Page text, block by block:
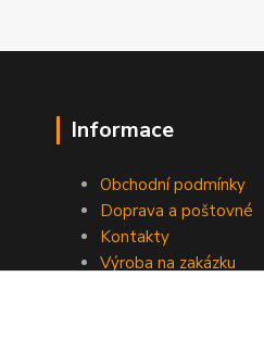
Informace
Obchodní podmínky
Doprava a poštovné
Kontakty
Výroba na zakázku